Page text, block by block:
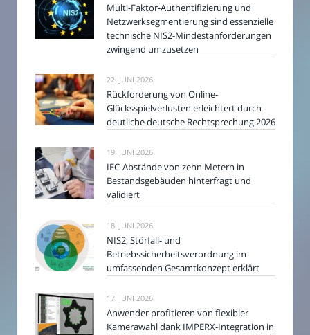
Multi-Faktor-Authentifizierung und
Netzwerksegmentierung sind essenzielle
technische NIS2-Mindestanforderungen
zwingend umzusetzen
22. JUNI 2026
Rückforderung von Online-
Glücksspielverlusten erleichtert durch
deutliche deutsche Rechtsprechung 2026
19. JUNI 2026
IEC-Abstände von zehn Metern in
Bestandsgebäuden hinterfragt und
validiert
18. JUNI 2026
NIS2, Störfall- und
Betriebssicherheitsverordnung im
umfassenden Gesamtkonzept erklärt
17. JUNI 2026
Anwender profitieren von flexibler
Kamerawahl dank IMPERX-Integration in